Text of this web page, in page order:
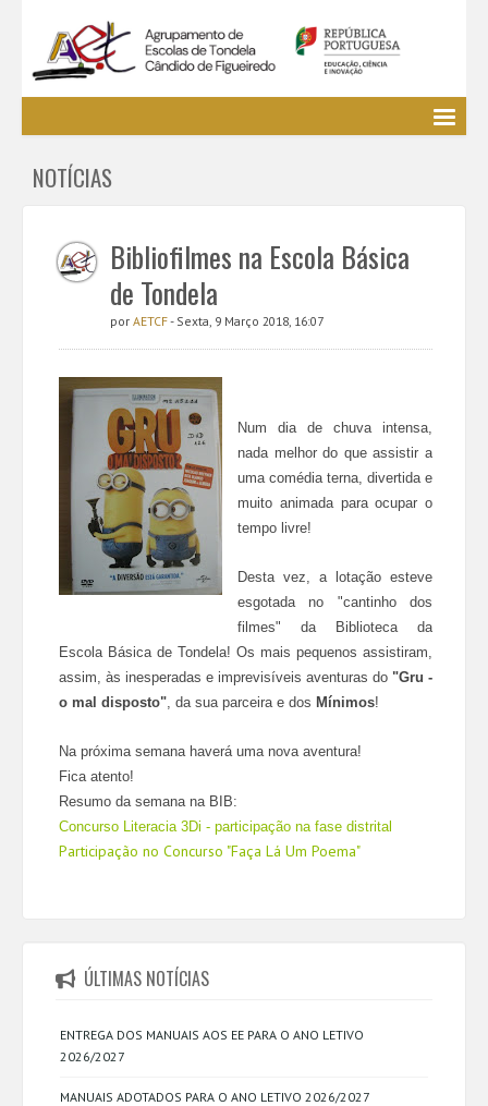
EE / Alunos
Cursos Profissionais
Bibliotecas
Media AETCF
Legislação
Utilizador não identificado. (Entrar
NOTÍCIAS
Bibliofilmes na Escola Básica
de Tondela
por AETCF- Sexta, 9 Março 2018, 16:07
Num dia de chuva intensa,
nada melhor do que assistir a
uma comédia terna, divertida e
muito animada para ocupar o
tempo livre!
Desta vez, a lotação esteve
esgotada no "cantinho dos
filmes" da Biblioteca da
Escola Básica de Tondela! Os mais pequenos assistiram,
assim, às inesperadas e imprevisíveis aventuras do "Gru -
o mal disposto", da sua parceira e dos Mínimos!
Na próxima semana haverá uma nova aventura!
Fica atento!
Resumo da semana na BIB:
Concurso Literacia 3Di - participação na fase distrital
Participação no Concurso "Faça Lá Um Poema"
ÚLTIMAS NOTÍCIAS
ENTREGA DOS MANUAIS AOS EE PARA O ANO LETIVO
2026/2027
MANUAIS ADOTADOS PARA O ANO LETIVO 2026/2027